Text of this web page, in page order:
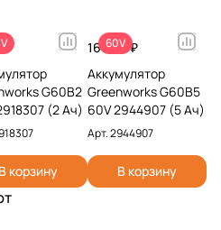
₽
G60B2
(2 Ач)
В корзину
60V
16 990 ₽
Аккумулятор
Greenworks G60B5
60V 2944907 (5 Ач)
Арт.2944907
В корзину